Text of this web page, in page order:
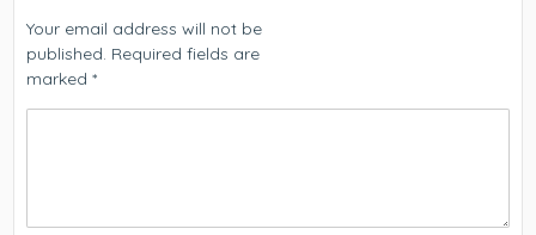
Your email address will not be
published. Required fields are
marked*